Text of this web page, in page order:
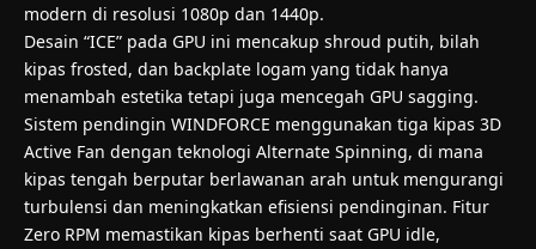
modern di resolusi 1080p dan 1440p.
Desain “ICE” pada GPU ini mencakup shroud putih, bilah
kipas frosted, dan backplate logam yang tidak hanya
menambah estetika tetapi juga mencegah GPU sagging.
Sistem pendingin WINDFORCE menggunakan tiga kipas 3D
Active Fan dengan teknologi Alternate Spinning, di mana
kipas tengah berputar berlawanan arah untuk mengurangi
turbulensi dan meningkatkan efisiensi pendinginan. Fitur
Zero RPM memastikan kipas berhenti saat GPU idle,